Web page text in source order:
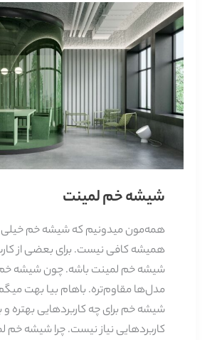
شیشه خم لمینت
همه‌مون میدونیم که شیشه خم خیلی
همیشه کافی نیست. برای بعضی از
شیشه خم لمینت باشه. چون شیشه خم
مدل‌ها مقاوم‌تره. باهام بیا بهت
شیشه خم برای چه کاربردهایی بهتره و
کاربردهایی نیاز نیست. چرا شیشه خم